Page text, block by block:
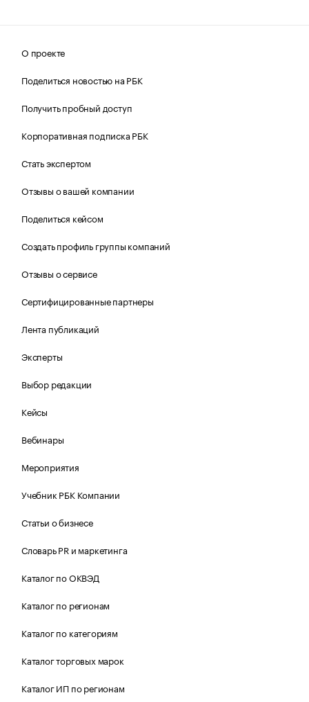
О проекте
Поделиться новостью на РБК
Получить пробный доступ
Корпоративная подписка РБК
Стать экспертом
Отзывы о вашей компании
Поделиться кейсом
Создать профиль группы компаний
Отзывы о сервисе
Сертифицированные партнеры
Лента публикаций
Эксперты
Выбор редакции
Кейсы
Вебинары
Мероприятия
Учебник РБК Компании
Статьи о бизнесе
Словарь PR и маркетинга
Каталог по ОКВЭД
Каталог по регионам
Каталог по категориям
Каталог торговых марок
Каталог ИП по регионам